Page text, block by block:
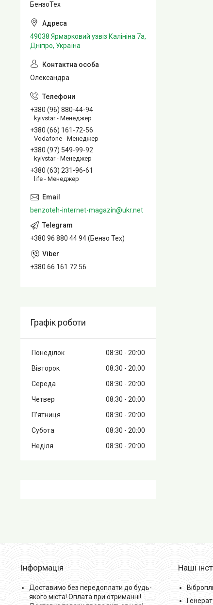
БензоТех
49038 Ярмарковий узвіз Калініна 7а,
Дніпро, Україна
Олександра
+380 (96) 880-44-94
kyivstar - Менеджер
+380 (66) 161-72-56
Vodafone - Менеджер
+380 (97) 549-99-92
kyivstar - Менеджер
+380 (63) 231-96-61
life - Менеджер
benzoteh-internet-magazin@ukr.net
+380 96 880 44 94 (Бензо Тех)
+380 66 161 72 56
Графік роботи
Понеділок 08:30
20:00
Вівторок
08:30
20:00
Середа
08:30
20:00
Четвер
08:30
20:00
Пʼятниця
08:30
20:00
Субота
08:30
20:00
Неділя
08:30 20:00
Інформація
Доставимо без передоплати до будь-
якого міста! Оплата при отриманні!
Наші